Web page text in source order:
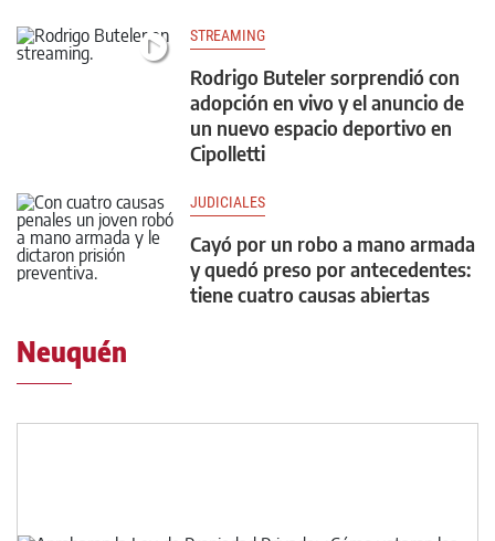
STREAMING
Rodrigo Buteler sorprendió con
adopción en vivo y el anuncio de
un nuevo espacio deportivo en
Cipolletti
JUDICIALES
Cayó por un robo a mano armada
y quedó preso por antecedentes:
tiene cuatro causas abiertas
Neuquén